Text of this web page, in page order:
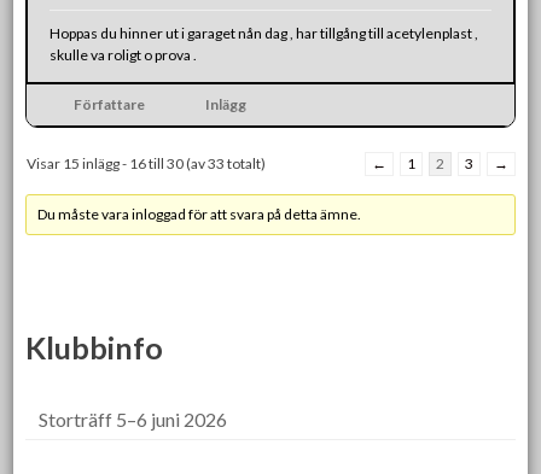
Hoppas du hinner ut i garaget nån dag , har tillgång till acetylenplast ,
skulle va roligt o prova .
Författare Inlägg
Visar 15 inlägg - 16 till 30 (av 33 totalt) ← 1 2 3 →
Du måste vara inloggad för att svara på detta ämne.
Klubbinfo
Storträff 5–6 juni 2026